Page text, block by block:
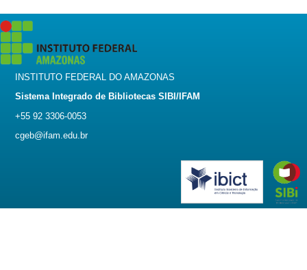
INSTITUTO FEDERAL DO AMAZONAS
Sistema Integrado de Bibliotecas SIBI/IFAM
+55 92 3306-0053
cgeb@ifam.edu.br